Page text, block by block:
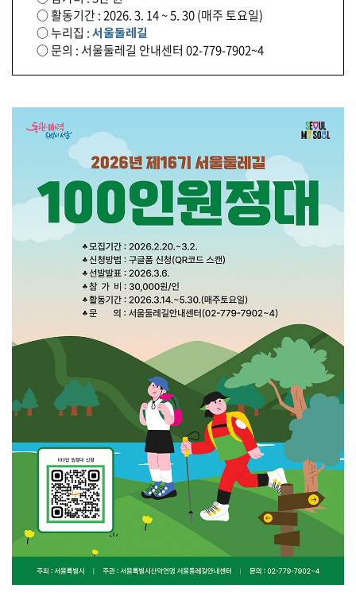
○ 활동기간 : 2026. 3. 14 ~ 5. 30 (매주 토요일)
○ 누리집 :서울둘레길
○ 문의 : 서울둘레길 안내센터 02-779-7902~4